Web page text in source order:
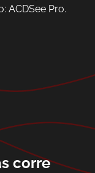
ACDSee Pro.
corre